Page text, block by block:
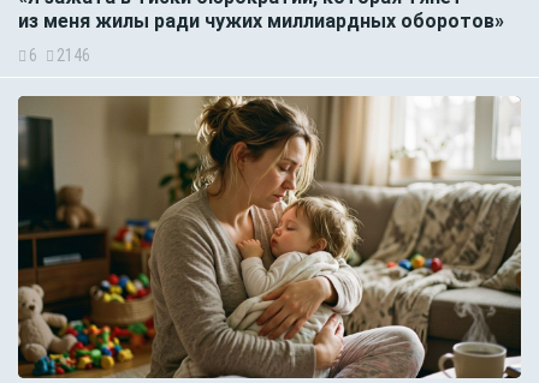
из меня жилы ради чужих миллиардных оборотов»
6 2146